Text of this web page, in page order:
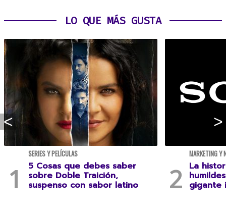
LO QUE MÁS GUSTA
SERIES Y PELÍCULAS
5 Cosas que debes saber
sobre Doble Traición,
suspenso con sabor latino
MARKETING Y
La
gigante